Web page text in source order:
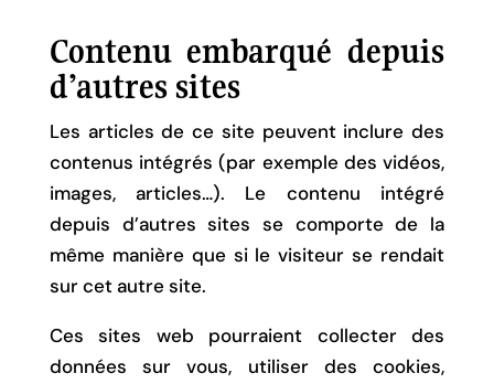
Contenu embarqué depuis
d’autres sites
Les articles de ce site peuvent inclure des
contenus intégrés (par exemple des vidéos,
images, articles…). Le contenu intégré
depuis d’autres sites se comporte de la
même manière que si le visiteur se rendait
sur cet autre site.
Ces sites web pourraient collecter des
données sur vous, utiliser des cookies,